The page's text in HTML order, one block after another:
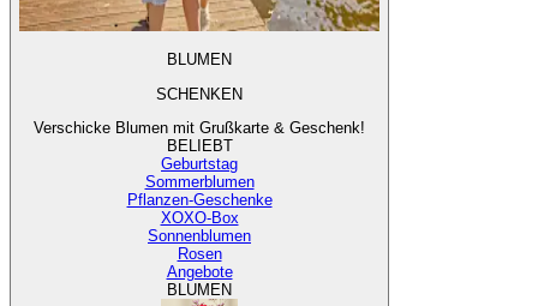
BLUMEN
SCHENKEN
Verschicke Blumen mit Grußkarte & Geschenk!
BELIEBT
Geburtstag
Sommerblumen
Pflanzen-Geschenke
XOXO-Box
Sonnenblumen
Rosen
Angebote
BLUMEN